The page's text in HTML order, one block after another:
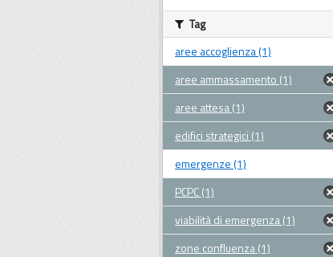
Tag
aree accoglienza (1)
aree ammassamento (1)
aree attesa (1)
edifici strategici (1)
emergenze (1)
PCPC (1)
viabilità di emergenza (1)
zone confluenza (1)